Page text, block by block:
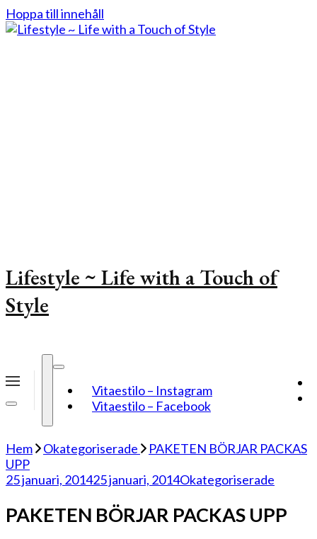
Hoppa till innehåll
Lifestyle ~ Life with a Touch of
Style
Vitaestilo – Instagram
Vitaestilo – Facebook
Hem Okategoriserade
PAKETEN BÖRJAR PACKAS
UPP
25 januari, 201425 januari, 2014Okategoriserade
PAKETEN BÖRJAR PACKAS UPP